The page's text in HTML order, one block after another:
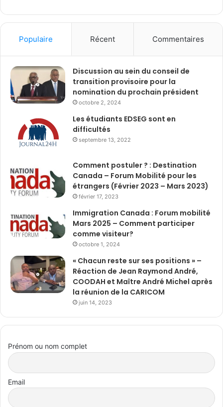
Populaire Récent Commentaires
Discussion au sein du conseil de
transition provisoire pour la
nomination du prochain président
octobre 2, 2024
Les étudiants EDSEG sont en
difficultés
septembre 13, 2022
Comment postuler ? : Destination
Canada – Forum Mobilité pour les
étrangers (Février 2023 – Mars 2023)
février 17, 2023
Immigration Canada : Forum mobilité
Mars 2025 – Comment participer
comme visiteur?
octobre 1, 2024
« Chacun reste sur ses positions » –
Réaction de Jean Raymond André,
COODAH et Maître André Michel après
la réunion de la CARICOM
juin 14, 2023
Prénom ou nom complet
Email